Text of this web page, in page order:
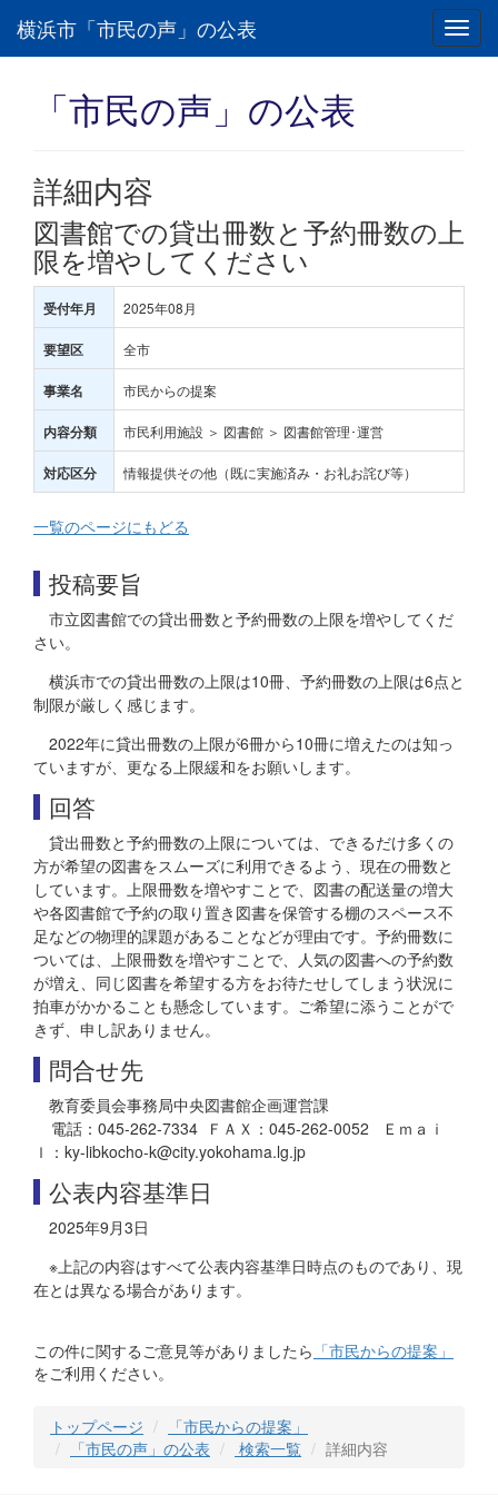
横浜市「市民の声」の公表
「市民の声」の公表
詳細内容
図書館での貸出冊数と予約冊数の上
限を増やしてください
受付年月 2025年08月
要望区 全市
事業名 市民からの提案
内容分類 市民利用施設 ＞ 図書館 ＞ 図書館管理･運営
対応区分 情報提供その他（既に実施済み・お礼お詫び等）
一覧のページにもどる
投稿要旨
市立図書館での貸出冊数と予約冊数の上限を増やしてくだ
さい。
横浜市での貸出冊数の上限は10冊、予約冊数の上限は6点と
制限が厳しく感じます。
2022年に貸出冊数の上限が6冊から10冊に増えたのは知っ
ていますが、更なる上限緩和をお願いします。
回答
貸出冊数と予約冊数の上限については、できるだけ多くの
方が希望の図書をスムーズに利用できるよう、現在の冊数と
しています。上限冊数を増やすことで、図書の配送量の増大
や各図書館で予約の取り置き図書を保管する棚のスペース不
足などの物理的課題があることなどが理由です。予約冊数に
ついては、上限冊数を増やすことで、人気の図書への予約数
が増え、同じ図書を希望する方をお待たせしてしまう状況に
拍車がかかることも懸念しています。ご希望に添うことがで
きず、申し訳ありません。
問合せ先
教育委員会事務局中央図書館企画運営課
電話：045-262-7334 ＦＡＸ：045-262-0052 Ｅｍａｉ
ｌ：ky-libkocho-k@city.yokohama.lg.jp
公表内容基準日
2025年9月3日
※上記の内容はすべて公表内容基準日時点のものであり、現
在とは異なる場合があります。
この件に関するご意見等がありましたら 「市民からの提案」
をご利用ください。
トップページ
「市民からの提案」
「市民の声」の公表
検索一覧 詳細内容